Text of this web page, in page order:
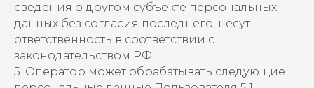
сведения о другом субъекте персональных
данных без согласия последнего, несут
ответственность в соответствии с
законодательством РФ.
5. Оператор может обрабатывать следующие